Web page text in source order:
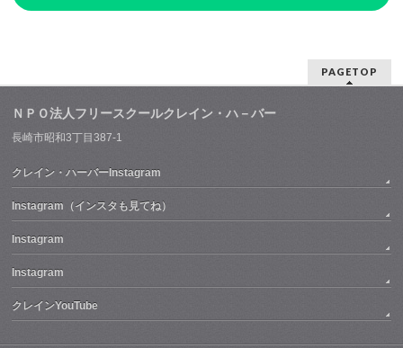
PAGETOP
ＮＰＯ法人フリースクールクレイン・ハ－バー
長崎市昭和3丁目387-1
クレイン・ハーバーInstagram
Instagram（インスタも見てね）
Instagram
Instagram
クレインYouTube